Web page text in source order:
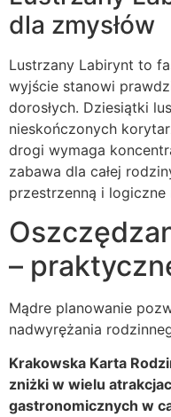
dla zmysłów
Lustrzany Labirynt to
wyjście stanowi
dorosłych. Dziesiątki
nieskończonych
drogi wymaga
zabawa dla całej
przestrzenną i logiczne
–
Mądre planowanie
nadwyrężania
Krakowska Karta
zniżki w wielu
gastronomicznych w